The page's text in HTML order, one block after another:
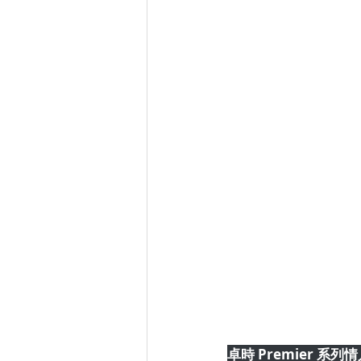
卓時 Premier 系列情